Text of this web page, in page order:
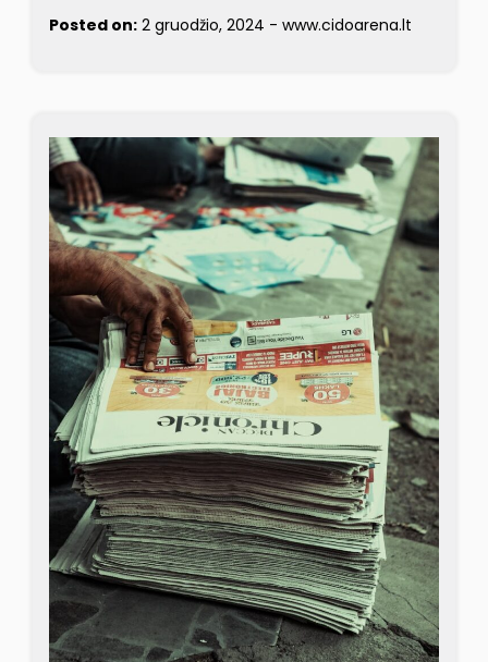
Posted on: 2 gruodžio, 2024 - www.cidoarena.lt